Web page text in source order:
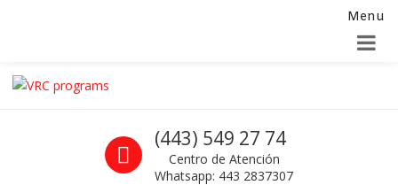
Menu
Skip to navigation
Skip to content
La seguridad de su empresa es nuestro negocio.
Call us
(443) 549 27 74
Centro de Atención
Whatsapp: 443 2837307